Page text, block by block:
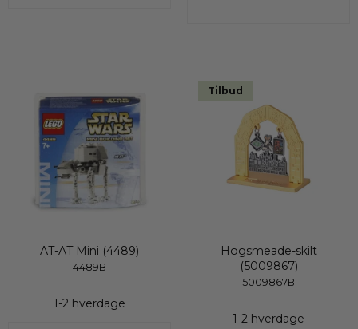
AT-AT Mini (4489)
4489B
1-2 hverdage
Tilbud
Hogsmeade-skilt
(5009867)
5009867B
1-2 hverdage